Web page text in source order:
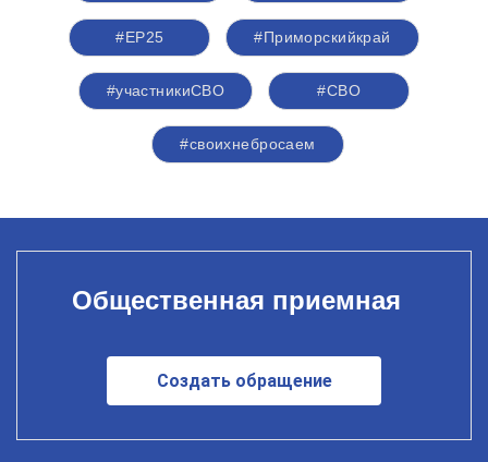
#ЕР25 #Приморскийкрай
#участникиСВО #СВО
#своихнебросаем
Общественная приемная
Создать обращение